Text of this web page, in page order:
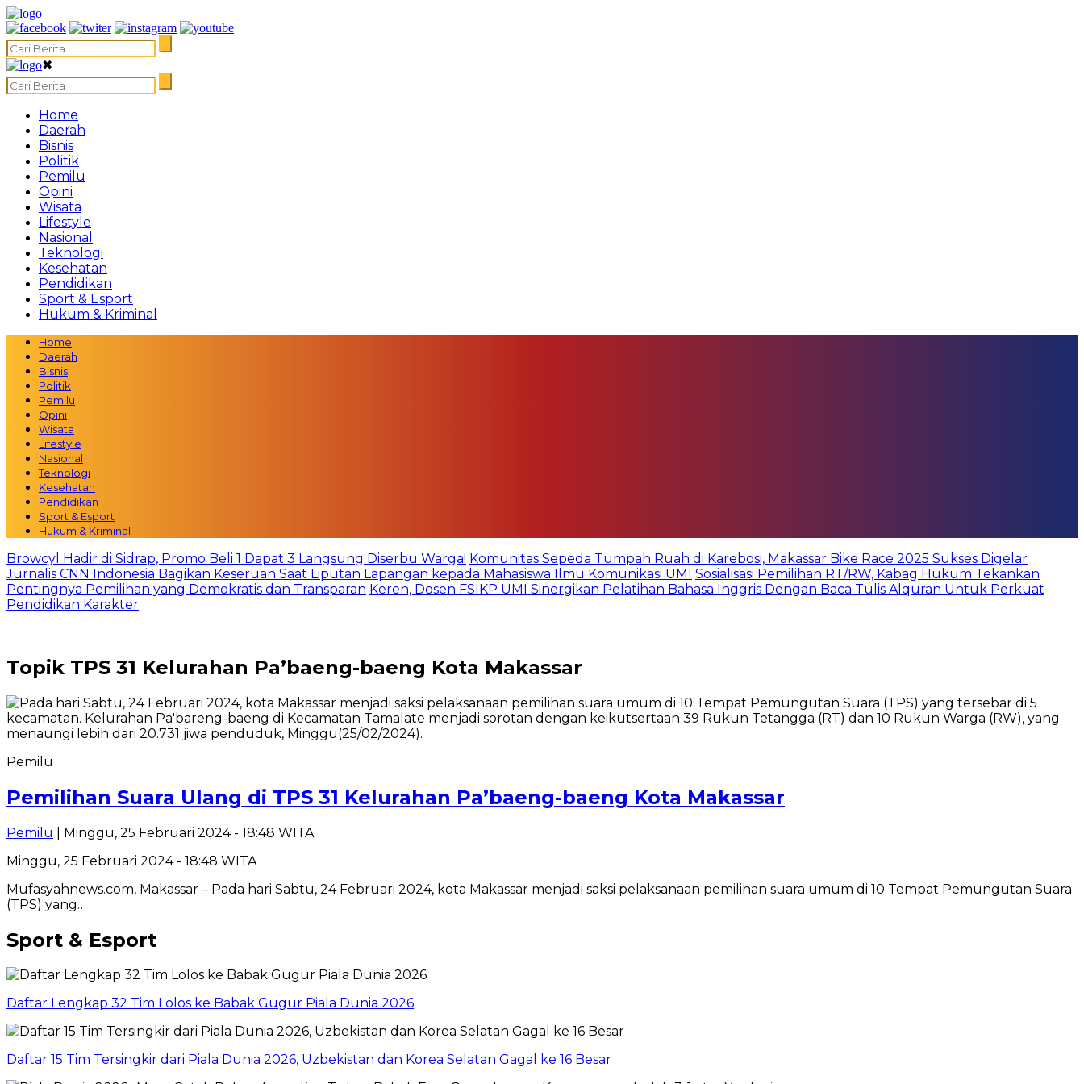
✖
Home
Daerah
Bisnis
Politik
Pemilu
Opini
Wisata
Lifestyle
Nasional
Teknologi
Kesehatan
Pendidikan
Sport & Esport
Hukum & Kriminal
Home
Daerah
Bisnis
Politik
Pemilu
Opini
Wisata
Lifestyle
Nasional
Teknologi
Kesehatan
Pendidikan
Sport & Esport
Hukum & Kriminal
Browcyl Hadir di Sidrap, Promo Beli 1 Dapat 3 Langsung Diserbu Warga! Komunitas Sepeda Tumpah Ruah di Karebosi, Makassar Bike Race 2025 Sukses Digelar
Jurnalis CNN Indonesia Bagikan Keseruan Saat Liputan Lapangan kepada Mahasiswa Ilmu Komunikasi UMI Sosialisasi Pemilihan RT/RW, Kabag Hukum Tekankan
Pentingnya Pemilihan yang Demokratis dan Transparan Keren, Dosen FSIKP UMI Sinergikan Pelatihan Bahasa Inggris Dengan Baca Tulis Alquran Untuk Perkuat
Pendidikan Karakter
Topik TPS 31 Kelurahan Pa’baeng-baeng Kota Makassar
Pemilu
Pemilihan Suara Ulang di TPS 31 Kelurahan Pa’baeng-baeng Kota Makassar
Pemilu
| Minggu, 25 Februari 2024 - 18:48 WITA
Minggu, 25 Februari 2024 - 18:48 WITA
Mufasyahnews.com, Makassar – Pada hari Sabtu, 24 Februari 2024, kota Makassar menjadi saksi pelaksanaan pemilihan suara umum di 10 Tempat Pemungutan Suara
(TPS) yang…
Sport & Esport
Daftar Lengkap 32 Tim Lolos ke Babak Gugur Piala Dunia 2026
Daftar 15 Tim Tersingkir dari Piala Dunia 2026, Uzbekistan dan Korea Selatan Gagal ke 16 Besar